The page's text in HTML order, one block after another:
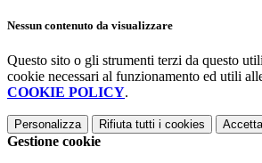
Nessun contenuto da visualizzare
Questo sito o gli strumenti terzi da questo
cookie necessari al funzionamento ed utili
COOKIE POLICY.
Personalizza Rifiuta tutti i cookies
Gestione cookie